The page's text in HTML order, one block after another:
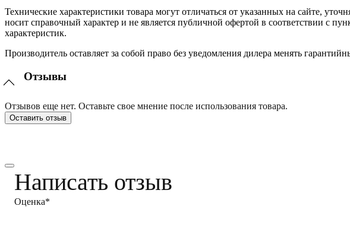
Технические характеристики товара могут отличаться от указанных на сайте,
носит справочный характер и не является публичной офертой в соответствии с
характеристик.
Производитель оставляет за собой право без уведомления дилера менять
Отзывы
Отзывов еще нет. Оставьте свое мнение после использования товара.
Оставить отзыв
Написать отзыв
Оценка*